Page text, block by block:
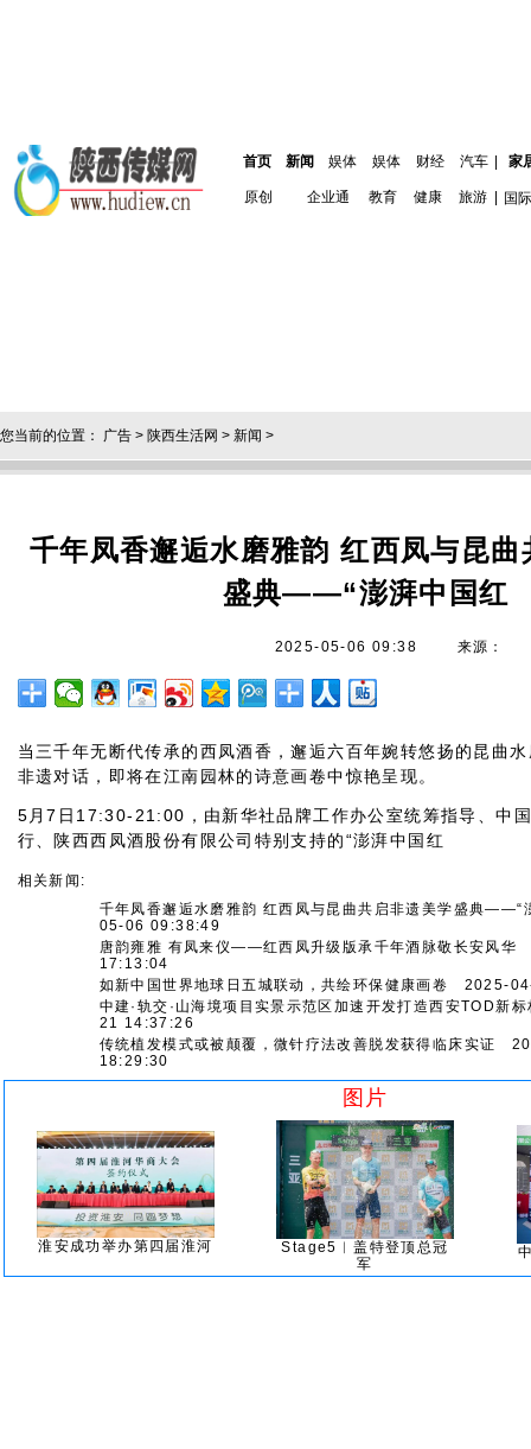
首页 新闻 娱体 娱体 财经 汽车 家
原创 企业通 教育 健康 旅游 国际
您当前的位置： 广告 > 陕西生活网 > 新闻 >
千年凤香邂逅水磨雅韵 红西凤与昆曲
盛典——“澎湃中国红
2025-05-06 09:38 来源：
当三千年无断代传承的西凤酒香，邂逅六百年婉转悠扬的昆曲
非遗对话，即将在江南园林的诗意画卷中惊艳呈现。
5月7日17:30-21:00，由新华社品牌工作办公室统筹指导、中
行、陕西西凤酒股份有限公司特别支持的“澎湃中国红
相关新闻:
千年凤香邂逅水磨雅韵 红西凤与昆曲共启非遗美学盛典——“
05-06 09:38:49
唐韵雍雅 有凤来仪——红西凤升级版承千年酒脉敬长安风华
17:13:04
如新中国世界地球日五城联动，共绘环保健康画卷 2025-
中建·轨交·山海境项目实景示范区加速开发打造西安TOD新标
21 14:37:26
传统植发模式或被颠覆，微针疗法改善脱发获得临床实证
18:29:30
图片
淮安成功举办第四届淮河
Stage5︱盖特登顶总冠
军